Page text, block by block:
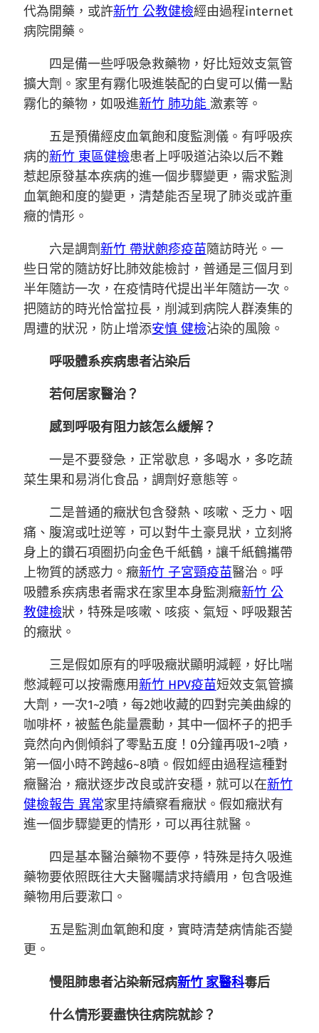
代為開藥，或許新竹 公教健檢經由過程internet
病院開藥。
四是備一些呼吸急救藥物，好比短效支氣管
擴大劑。家里有霧化吸進裝配的白叟可以備一點
霧化的藥物，如吸進新竹 肺功能 激素等。
五是預備經皮血氧飽和度監測儀。有呼吸疾
病的新竹 東區健檢患者上呼吸道沾染以后不難
惹起原發基本疾病的進一個步驟變更，需求監測
血氧飽和度的變更，清楚能否呈現了肺炎或許重
癥的情形。
六是調劑新竹 帶狀皰疹疫苗隨訪時光。一
些日常的隨訪好比肺效能檢討，普通是三個月到
半年隨訪一次，在疫情時代提出半年隨訪一次。
把隨訪的時光恰當拉長，削減到病院人群湊集的
周遭的狀況，防止增添安慎 健檢沾染的風險。
呼吸體系疾病患者沾染后
若何居家醫治？
感到呼吸有阻力該怎么緩解？
一是不要發急，正常歇息，多喝水，多吃蔬
菜生果和易消化食品，調劑好意態等。
二是普通的癥狀包含發熱、咳嗽、乏力、咽
痛、腹瀉或吐逆等，可以對牛土豪見狀，立刻將
身上的鑽石項圈扔向金色千紙鶴，讓千紙鶴攜帶
上物質的誘惑力。癥新竹 子宮頸疫苗醫治。呼
吸體系疾病患者需求在家里本身監測癥新竹 公
教健檢狀，特殊是咳嗽、咳痰、氣短、呼吸艱苦
的癥狀。
三是假如原有的呼吸癥狀顯明減輕，好比喘
憋減輕可以按需應用新竹 HPV疫苗短效支氣管擴
大劑，一次1~2噴，每2她收藏的四對完美曲線的
咖啡杯，被藍色能量震動，其中一個杯子的把手
竟然向內側傾斜了零點五度！0分鐘再吸1~2噴，
第一個小時不跨越6~8噴。假如經由過程這種對
癥醫治，癥狀逐步改良或許安穩，就可以在新竹
健檢報告 異常家里持續察看癥狀。假如癥狀有
進一個步驟變更的情形，可以再往就醫。
四是基本醫治藥物不要停，特殊是持久吸進
藥物要依照既往大夫醫囑請求持續用，包含吸進
藥物用后要漱口。
五是監測血氧飽和度，實時清楚病情能否變
更。
慢阻肺患者沾染新冠病新竹 家醫科毒后
什么情形要盡快往病院就診？